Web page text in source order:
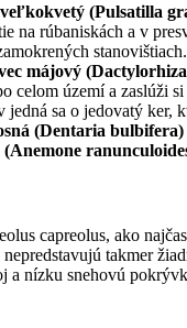
(Pulsatilla
na rúbaniskách a v
májový
celom území a zaslúži
jedná sa o jedovatý
(Dentaria bulbifera)
capreolus, ako
takmer
a nízku snehovú